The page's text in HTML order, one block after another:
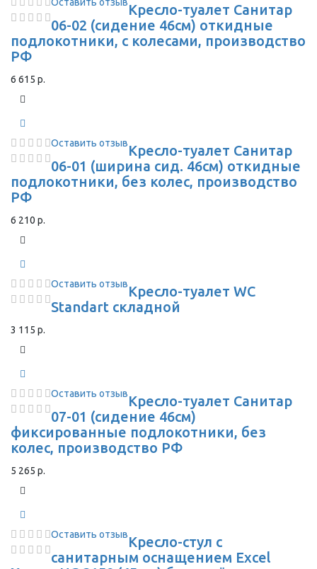
Кресло-туалет Санитар
06-02 (сидение 46см) откидные
подлокотники, с колесами, производство
РФ
6 615 р.
Оставить отзывКресло-туалет Санитар
06-01 (ширина сид. 46см) откидные
подлокотники, без колес, производство
РФ
6 210 р.
Оставить отзывКресло-туалет WC
Standart складной
3 115 р.
Оставить отзывКресло-туалет Санитар
07-01 (сидение 46см)
фиксированные подлокотники, без
колес, производство РФ
5 265 р.
Оставить отзывКресло-стул с
санитарным оснащением Excel